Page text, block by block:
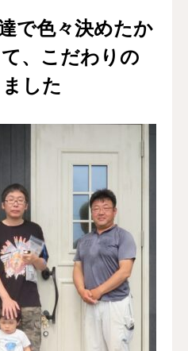
で色々決めたか
、こだわりの
した